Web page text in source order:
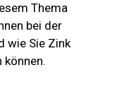
Thema
bei der
wie Sie Zink
können.